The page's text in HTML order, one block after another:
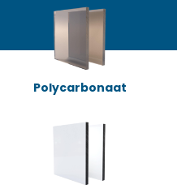
Polycarbonaat